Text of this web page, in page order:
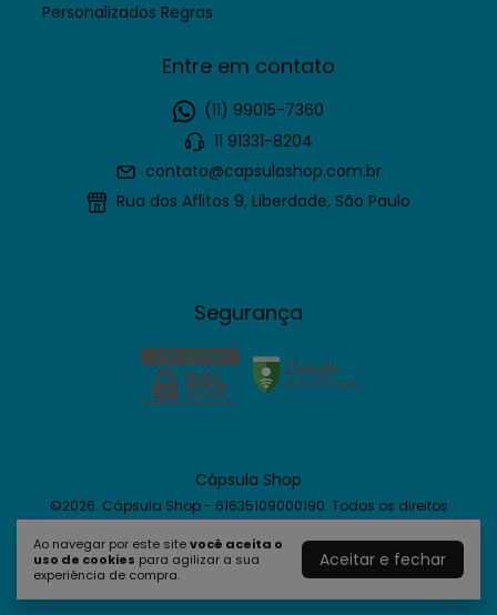
Ao navegar por este sitevocê aceita o
uso de cookies para agilizar a sua
experiência de compra.
Aceitar e fechar
Personalizados Regras
Entre em contato
(11) 99015-7360
11 91331-8204
contato@capsulashop.com.br
Rua dos Aflitos 9, Liberdade, São Paulo
Segurança
Cápsula Shop
©2026. Cápsula Shop - 61635109000190. Todos os direitos
reservados.